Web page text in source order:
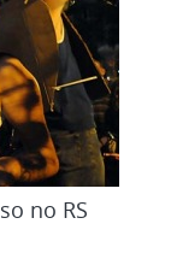
no RS